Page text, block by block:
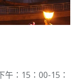
：15：00-15：